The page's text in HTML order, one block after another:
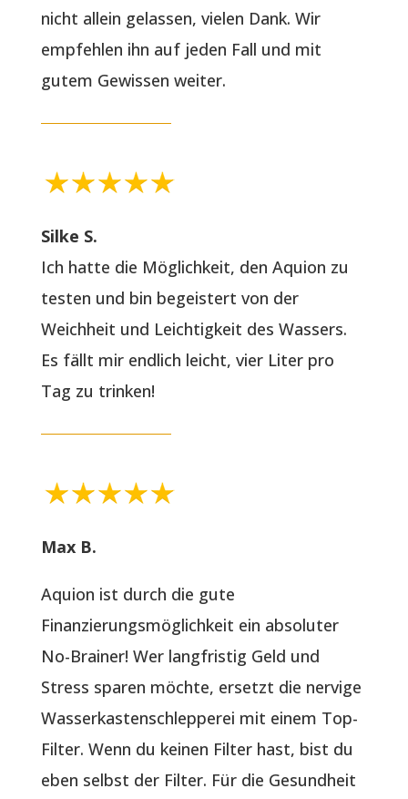
nicht allein gelassen, vielen Dank. Wir
empfehlen ihn auf jeden Fall und mit
gutem Gewissen weiter.
Silke S.
Ich hatte die Möglichkeit, den Aquion zu
testen und bin begeistert von der
Weichheit und Leichtigkeit des Wassers.
Es fällt mir endlich leicht, vier Liter pro
Tag zu trinken!
Max B.
Aquion ist durch die gute
Finanzierungsmöglichkeit ein absoluter
No-Brainer! Wer langfristig Geld und
Stress sparen möchte, ersetzt die nervige
Wasserkastenschlepperei mit einem Top-
Filter. Wenn du keinen Filter hast, bist du
eben selbst der Filter. Für die Gesundheit